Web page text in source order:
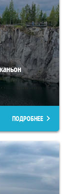
ПОДРОБНЕЕ